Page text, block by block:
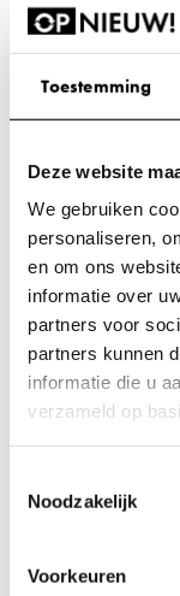
Toestemming
Deze website
We gebruiken
personaliseren,
en om ons
informatie over
partners voor
partners kunnen
informatie die u
verzameld op
Door op ‘Alles
moment wijzigen
Noodzakelijk
Voorkeuren